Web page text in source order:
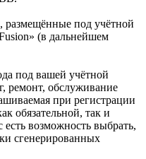
под учётной
(в дальнейшем
под вашей учётной
ремонт, обслуживание
при регистрации
обязательной, так и
возможность выбрать,
сгенерированных